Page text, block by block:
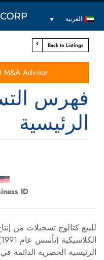
العربية
Back to Listings
M&A Advisor
فهرس
الرئيسية
ID:
للبيع كتالوج تسجيلات من
الرئيسية الحصرية الدائمة